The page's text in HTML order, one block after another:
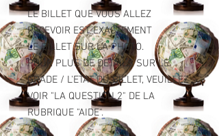
LE BILLET QUE VOUS ALLEZ
RECEVOIR EST EXACTEMENT
LE BILLET SUR LA PHOTO.
POUR PLUS DE DETAILS SUR LE
GRADE / L'ETAT DU BILLET, VEUILLEZ
VOIR "LA QUESTION 2" DE LA
RUBRIQUE "AIDE".